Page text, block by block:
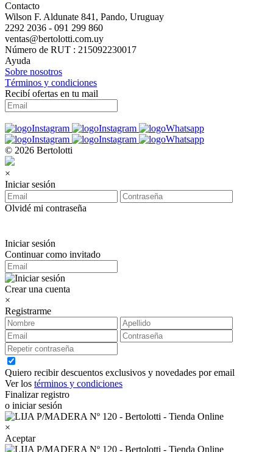
Contacto
Wilson F. Aldunate 841, Pando, Uruguay
2292 2036 - 091 299 860
ventas@bertolotti.com.uy
Número de RUT : 215092230017
Ayuda
Sobre nosotros
Términos y condiciones
Recibí ofertas en tu mail
© 2026 Bertolotti
×
Iniciar sesión
Olvidé mi contraseña
Iniciar sesión
Continuar como invitado
Crear una cuenta
×
Registrarme
Quiero recibir descuentos exclusivos y novedades por email
Ver los términos y condiciones
Finalizar registro
o iniciar sesión
×
Aceptar